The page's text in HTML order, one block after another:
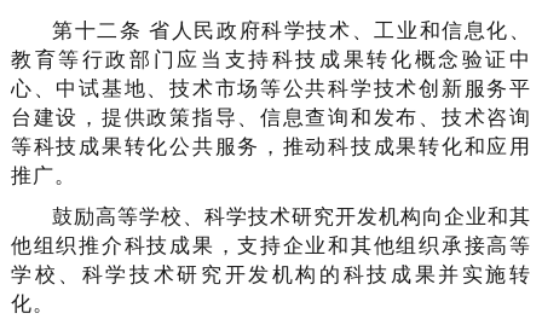
第十二条 省人民政府科学技术、工业和信息化、
教育等行政部门应当支持科技成果转化概念验证中
心、中试基地、技术市场等公共科学技术创新服务平
台建设，提供政策指导、信息查询和发布、技术咨询
等科技成果转化公共服务，推动科技成果转化和应用
推广。
鼓励高等学校、科学技术研究开发机构向企业和其
他组织推介科技成果，支持企业和其他组织承接高等
学校、科学技术研究开发机构的科技成果并实施转
化。